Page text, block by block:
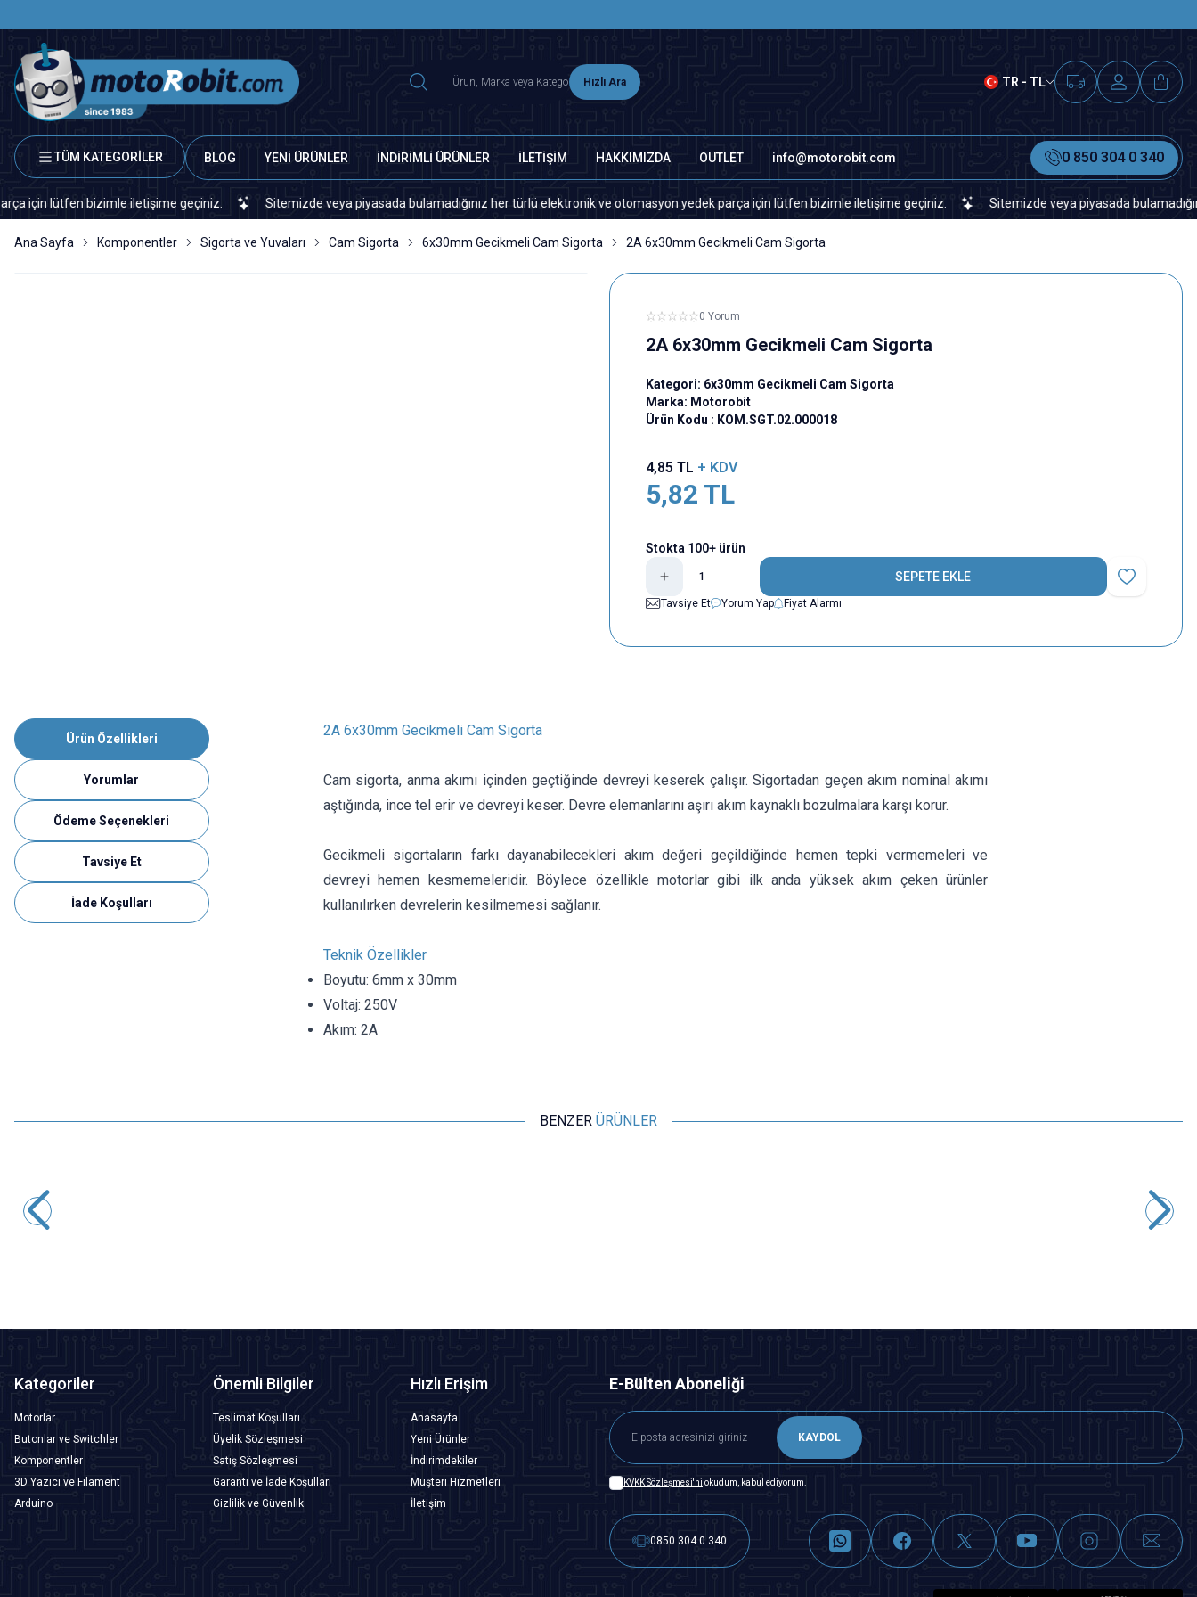
Hızlı Ara TR - TL
TÜM KATEGORİLER BLOG YENİ ÜRÜNLER İNDİRİMLİ ÜRÜNLER İLETİŞİM HAKKIMIZDA OUTLET info@motorobit.com 0 850 304 0 340
lütfen bizimle iletişime geçiniz. Sitemizde veya piyasada bulamadığınız her türlü elektronik ve otomasyon yedek parça için lütfen bizimle iletişime geçiniz. Sitemizde veya piyasada bulamadığınız
Ana Sayfa Komponentler Sigorta ve Yuvaları Cam Sigorta 6x30mm Gecikmeli Cam Sigorta 2A 6x30mm Gecikmeli Cam Sigorta
0 Yorum
2A 6x30mm Gecikmeli Cam Sigorta
Kategori: 6x30mm Gecikmeli Cam Sigorta
Marka: Motorobit
Ürün Kodu : KOM.SGT.02.000018
4,85 TL + KDV
5,82 TL
Stokta 100+ ürün
SEPETE EKLE
Favoriye Ekle
Tavsiye Et
Yorum Yap Fiyat Alarmı
Ürün Özellikleri
Yorumlar
Ödeme Seçenekleri
Tavsiye Et
İade Koşulları
2A 6x30mm Gecikmeli Cam Sigorta
Cam sigorta, anma akımı içinden geçtiğinde devreyi keserek çalışır. Sigortadan geçen akım nominal akımı
aştığında, ince tel erir ve devreyi keser. Devre elemanlarını aşırı akım kaynaklı bozulmalara karşı korur.
Gecikmeli sigortaların farkı dayanabilecekleri akım değeri geçildiğinde hemen tepki vermemeleri ve
devreyi hemen kesmemeleridir. Böylece özellikle motorlar gibi ilk anda yüksek akım çeken ürünler
kullanılırken devrelerin kesilmemesi sağlanır.
Teknik Özellikler
Boyutu: 6mm x 30mm
Voltaj: 250V
Akım: 2A
BENZER ÜRÜNLER
Kategoriler
Motorlar
Butonlar ve Switchler
Komponentler
3D Yazıcı ve Filament
Arduino
Önemli Bilgiler
Teslimat Koşulları
Üyelik Sözleşmesi
Satış Sözleşmesi
Garanti ve İade Koşulları
Gizlilik ve Güvenlik
Hızlı Erişim
Anasayfa
Yeni Ürünler
İndirimdekiler
Müşteri Hizmetleri
İletişim
E-Bülten Aboneliği
KAYDOL
KVKK Sözleşmesi'ni okudum, kabul ediyorum.
0850 304 0 340